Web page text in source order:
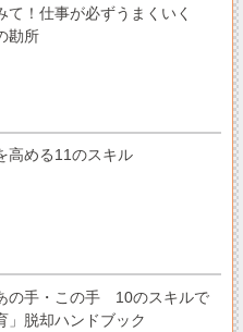
て！仕事が必ずうまくいく
勘所
高める11のスキル
の手・この手 10のスキルで
」脱却ハンドブック